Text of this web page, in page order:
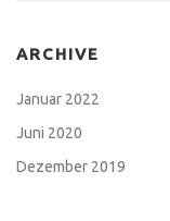
ARCHIVE
Januar 2022
Juni 2020
Dezember 2019